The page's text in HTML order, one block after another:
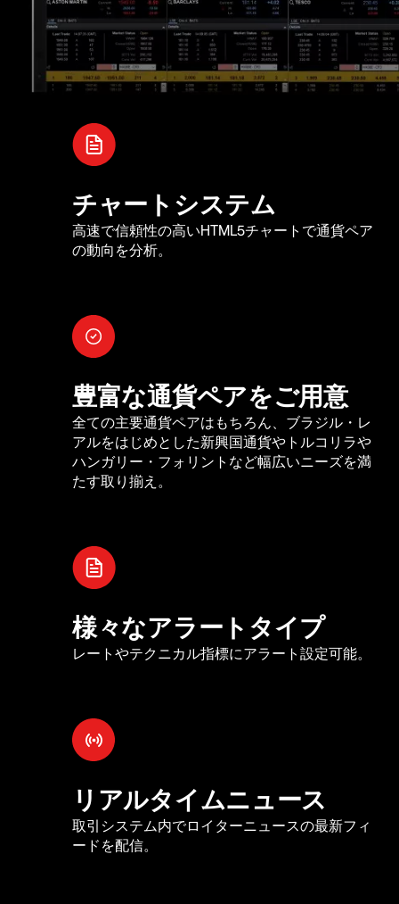
チャートシステム
高速で信頼性の高いHTML5チャートで通貨ペア
の動向を分析。
豊富な通貨ペアをご用意
全ての主要通貨ペアはもちろん、ブラジル・レ
アルをはじめとした新興国通貨やトルコリラや
ハンガリー・フォリントなど幅広いニーズを満
たす取り揃え。
様々なアラートタイプ
レートやテクニカル指標にアラート設定可能。
リアルタイムニュース
取引システム内でロイターニュースの最新フィ
ードを配信。